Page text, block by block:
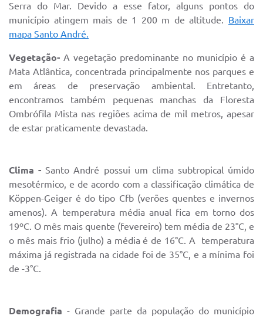
Fale Conosco
FAQ - Perguntas Frequentes
Iluminação Pública
IPTU 2025
Legislação
Lei de acesso à informação
Mobilidade Urbana Sustentável
Ouvidoria da Cidade
Passe Escolar
Parque Escola
Portal da Educação
SIC
Serra do Mar. Devido a esse fator, alguns pontos do
município atingem mais de 1 200 m de altitude. Baixar
mapa Santo André.
Vegetação- A vegetação predominante no município é a
Mata Atlântica, concentrada principalmente nos parques e
em áreas de preservação ambiental. Entretanto,
encontramos também pequenas manchas da Floresta
Ombrófila Mista nas regiões acima de mil metros, apesar
de estar praticamente devastada.
Clima -Santo André possui um clima subtropical úmido
mesotérmico, e de acordo com a classificação climática de
Köppen-Geiger é do tipo Cfb (verões quentes e invernos
amenos). A temperatura média anual fica em torno dos
19ºC. O mês mais quente (fevereiro) tem média de 23°C, e
o mês mais frio (julho) a média é de 16°C. A temperatura
máxima já registrada na cidade foi de 35°C, e a mínima foi
de -3°C.
Demografia - Grande parte da população do município